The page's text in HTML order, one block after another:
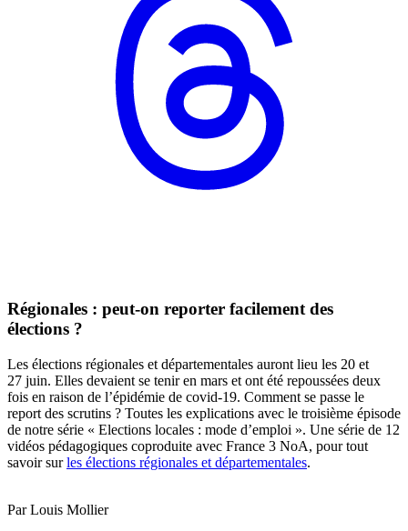
Régionales : peut-on reporter facilement des
élections ?
Les élections régionales et départementales auront lieu les 20 et
27 juin. Elles devaient se tenir en mars et ont été repoussées deux
fois en raison de l’épidémie de covid-19. Comment se passe le
report des scrutins ? Toutes les explications avec le troisième épisode
de notre série « Elections locales : mode d’emploi ». Une série de 12
vidéos pédagogiques coproduite avec France 3 NoA, pour tout
savoir surles élections régionales et départementales.
Par Louis Mollier